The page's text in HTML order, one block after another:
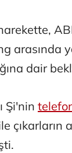
arasında
dair
Şi'nin